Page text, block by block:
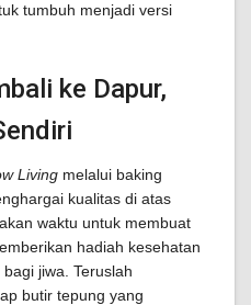
tumbuh menjadi versi
ke Dapur,
Living melalui baking
kualitas di atas
waktu untuk membuat
hadiah kesehatan
jiwa. Teruslah
butir tepung yang